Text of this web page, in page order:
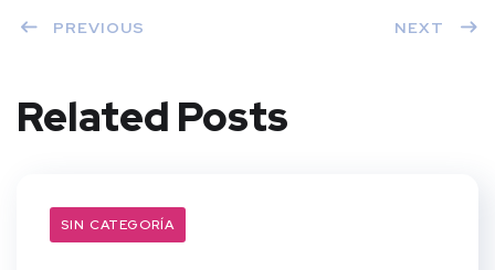
PREVIOUS NEXT
Related Posts
SIN CATEGORÍA